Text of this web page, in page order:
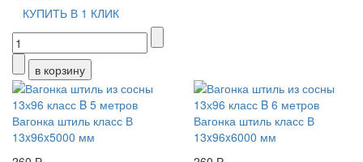
КУПИТЬ В 1 КЛИК
Вагонка штиль класс В
13x96x5000 мм
Вагонка штиль класс В
13x96x6000 мм